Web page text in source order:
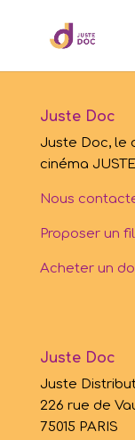
Juste Doc
Juste Doc, le
cinéma
Nous
Proposer un
Acheter un
Juste Doc
Juste
226 rue de
75015 PARIS